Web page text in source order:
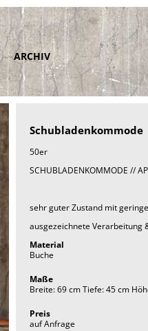
ARCHIV
Schubladenkommode
50er
SCHUBLADENKOMMODE //
sehr guter Zustand mit
ausgezeichnete Verarbeitung
Material
Buche
Maße
Breite: 69 cm Tiefe: 45 cm
Preis
auf Anfrage